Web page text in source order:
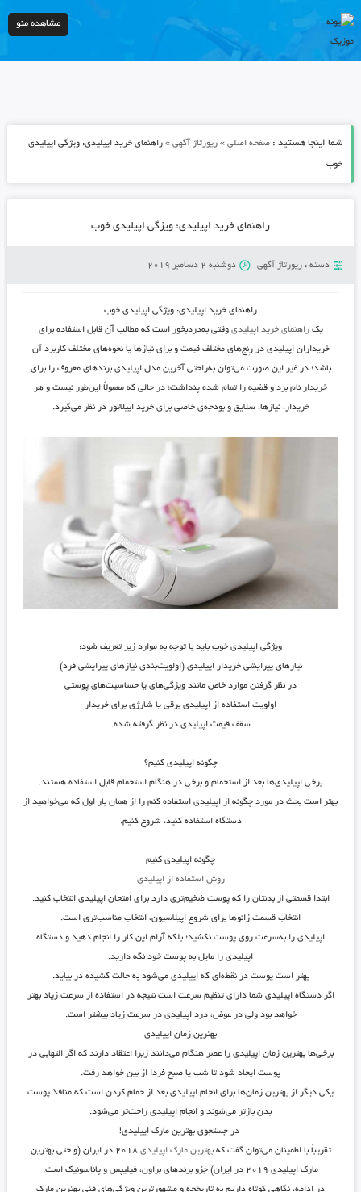
مشاهده منو
شما اینجا هستید : صفحه اصلی» رپورتاژ آگهی» راهنمای خرید اپیلیدی: ویژگی اپیلیدی
خوب
راهنمای خرید اپیلیدی: ویژگی اپیلیدی خوب
دسته : رپورتاژ آگهی دوشنبه 2 دسامبر 2019
راهنمای خرید اپیلیدی: ویژگی اپیلیدی خوب
یکراهنمای خرید اپیلیدی وقتی به‌دردبخور است که مطالب آن قابل استفاده برای
خریداران اپیلیدی در رِنج‌های مختلف قیمت و برای نیازها یا نحوه‌های مختلف کاربرد آن
باشد؛ در غیر این صورت می‌توان به‌راحتی آخرین مدل اپیلیدی برندهای معروف را برای
خریدار نام برد و قضیه را تمام شده پنداشت؛ در حالی که معمولاً این‌طور نیست و هر
خریدار، نیازها، سلایق و بودجه‌ی خاصی برای خرید اپیلاتور در نظر می‌گیرد.
ویژگی اپیلیدی خوب باید با توجه به موارد زیر تعریف شود:
نیازهای پیرایشی خریدار اپیلیدی (اولویت‌بندی نیازهای پیرایشی فرد)
در نظر گرفتن موارد خاص مانند ویژگی‌های یا حساسیت‌های پوستی
اولویت استفاده از اپیلیدی برقی یا شارژی برای خریدار
سقف قیمت اپیلیدی در نظر گرفته شده.
چگونه اپیلیدی کنیم؟
برخی اپیلیدی‌ها بعد از استحمام و برخی در هنگام استحمام قابل استفاده هستند.
بهتر است بحث در مورد چگونه از اپیلیدی استفاده کنم را از همان بار اول که می‌خواهید از
دستگاه استفاده کنید، شروع کنیم.
چگونه اپیلیدی کنیم
روش استفاده از اپیلیدی
ابتدا قسمتی از بدنتان را که پوست ضخیم‌تری دارد برای امتحان اپیلیدی انتخاب کنید.
انتخاب قسمت زانوها برای شروع اپیلاسیون، انتخاب مناسب‌تری است.
اپیلیدی را به‌سرعت روی پوست نکشید؛ بلکه آرام این کار را انجام دهید و دستگاه
اپیلیدی را مایل به پوست خود نگه دارید.
بهتر است پوست در نقطه‌ای که اپیلیدی می‌شود به حالت کشیده در بیاید.
اگر دستگاه اپیلیدی شما دارای تنظیم سرعت است نتیجه در استفاده از سرعت زیاد بهتر
خواهد بود ولی در عوض، درد اپیلیدی در سرعت زیاد بیشتر است.
بهترین زمان اپیلیدی
برخی‌ها بهترین زمان اپیلیدی را عصر هنگام می‌دانند زیرا اعتقاد دارند که اگر التهابی در
پوست ایجاد شود تا شب یا صبح فردا از بین خواهد رفت.
یکی دیگر از بهترین زمان‌ها برای انجام اپیلیدی بعد از حمام کردن است که منافذ پوست
بدن بازتر می‌شوند و انجام اپیلیدی راحت‌تر می‌شود.
در جستجوی بهترین مارک اپیلیدی!
تقریباً با اطمینان می‌توان گفت کهبهترین مارک اپیلیدی
۲۰۱۸ در ایران (و حتی بهترین
مارک اپیلیدی ۲۰۱۹ در ایران) جزو برندهای براون، فیلیپس و پاناسونیک است.
در ادامه، نگاهی کوتاه داریم به تاریخچه و مشهورترین ویژگی‌های فنیِ بهترین مارک